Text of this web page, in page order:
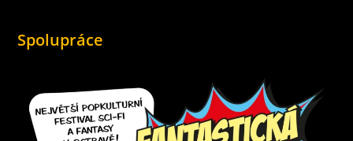
Spolupráce